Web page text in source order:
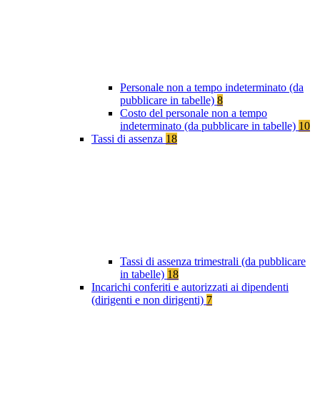
Personale non a tempo indeterminato (da
pubblicare in tabelle) 8
Costo del personale non a tempo
indeterminato (da pubblicare in tabelle) 10
Tassi di assenza 18
Tassi di assenza trimestrali (da pubblicare
in tabelle) 18
Incarichi conferiti e autorizzati ai dipendenti
(dirigenti e non dirigenti) 7